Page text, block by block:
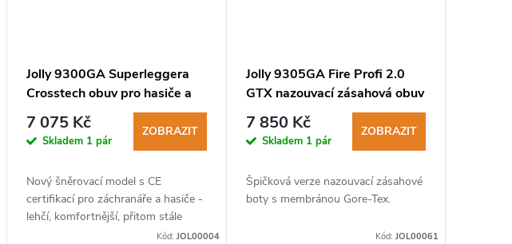
Jolly 9300GA Superleggera
Crosstech obuv pro hasiče a
záchranáře
7 075 Kč
Skladem 1 pár
ZOBRAZIT
Nový šněrovací model s CE
certifikací pro záchranáře a hasiče -
lehčí, komfortnější, přitom stále
Kód: JOL00004
Jolly 9305GA Fire Profi 2.0
GTX nazouvací zásahová obuv
pro hasiče
7 850 Kč
Skladem 1 pár
ZOBRAZIT
Špičková verze nazouvací zásahové
boty s membránou Gore-Tex.
Kód: JOL00061